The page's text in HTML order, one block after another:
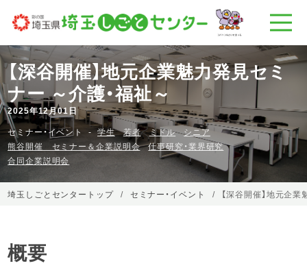
【深谷開催】地元企業魅力発見セミ
ナー ～介護・福祉～
2025年12月01日
セミナー・イベント
学生 若者 ミドル
シニア
熊谷開催 セミナー＆企業説明会
仕事研究・業界研究
合同企業説明会
埼玉しごとセンタートップ セミナー・イベント 【深谷開催】地元企
概要